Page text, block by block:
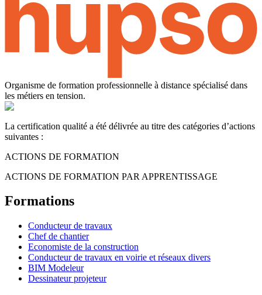
Organisme de formation professionnelle à distance spécialisé dans
les métiers en tension.
La certification qualité a été délivrée au titre des catégories d’actions
suivantes :
ACTIONS DE FORMATION
ACTIONS DE FORMATION PAR APPRENTISSAGE
Formations
Conducteur de travaux
Chef de chantier
Economiste de la construction
Conducteur de travaux en voirie et réseaux divers
BIM Modeleur
Dessinateur projeteur